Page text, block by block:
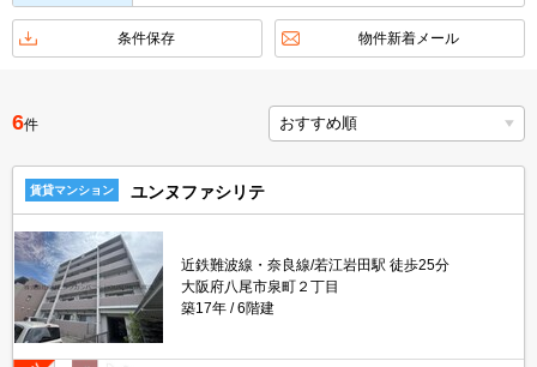
物件特集から
不動産会社から
TOP
条件保存 物件新着メール
6件
賃貸マンション ユンヌファシリテ
近鉄難波線・奈良線/若江岩田駅 徒歩25分
大阪府八尾市泉町２丁目
築17年
6階建